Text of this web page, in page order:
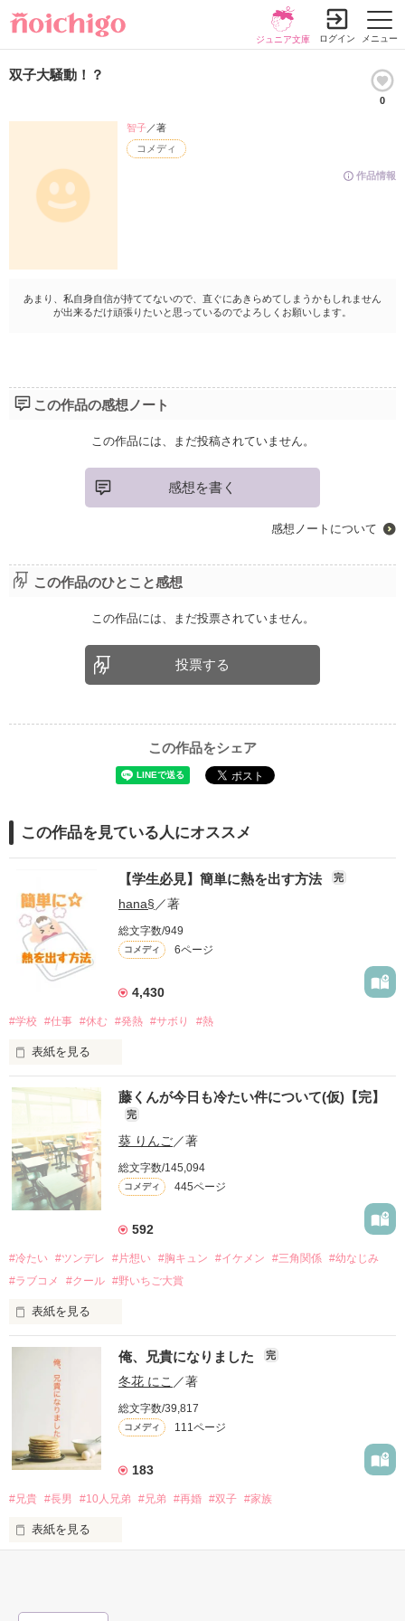
メニュー
ジュニア文庫 ログイン
双子大騒動！？
0
作品情報
コメディ
智子 ／著
あまり、私自身自信が持ててないので、直ぐにあきらめてしまうかもしれません
が出来るだけ頑張りたいと思っているのでよろしくお願いします。
この作品の感想ノート
この作品には、まだ投稿されていません。
感想を書く
感想ノートについて
この作品のひとこと感想
この作品には、まだ投票されていません。
投票する
この作品をシェア
この作品を見ている人にオススメ
【学生必見】簡単に熱を出す方法 完
hana§ ／著
総文字数/949
コメディ 6ページ
4,430
#学校 #仕事 #休む #発熱 #サボり #熱
表紙を見る
明日学校(仕事)休みたいなぁ〜
なんて感じたこと一度はあるんではないでしょうか。
でも休む理由もないし...
あ!そうだ！熱を出そう!
┈┈┈┈┈┈┈┈┈┈┈┈┈┈┈┈
少しでも皆さんのためになっていたら嬉しいです(笑)
ランキング入りしました！
♔ 総合10位 ♔
(2018.9.8)
藤くんが今日も冷たい件について(仮)【完】
完
葵 りんご／著
総文字数/145,094
コメディ 445ページ
592
#冷たい #ツンデレ #片想い #胸キュン #イケメン #三角関係 #幼なじみ
#ラブコメ
#クール #野いちご大賞
表紙を見る
「藤く〜ん」
「……」
「ねぇ、藤く〜ん！」
俺、兄貴になりました 完
冬花 にこ ／著
総文字数/39,817
コメディ 111ページ
183
#兄貴 #長男 #10人兄弟 #兄弟 #再婚 #双子 #家族
表紙を見る
ファションデザイナーの俺、